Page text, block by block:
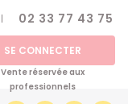
02 33 77 43 75
SE CONNECTER
Vente réservée aux
professionnels